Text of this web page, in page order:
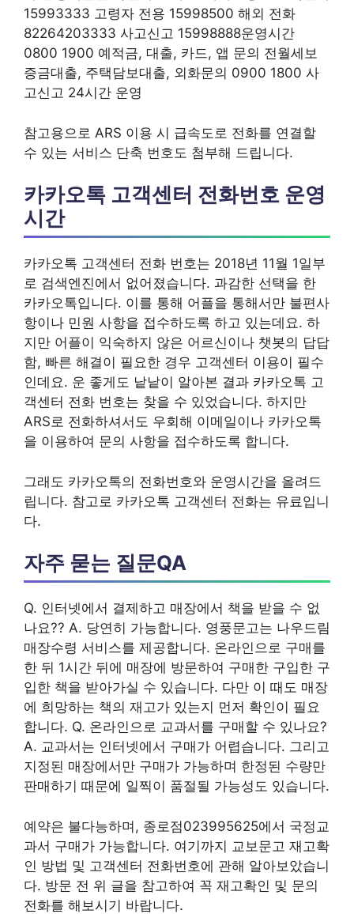
15993333 고령자 전용 15998500 해외 전화
82264203333 사고신고 15998888운영시간
0800 1900 예적금, 대출, 카드, 앱 문의 전월세보
증금대출, 주택담보대출, 외화문의 0900 1800 사
고신고 24시간 운영
참고용으로 ARS 이용 시 급속도로 전화를 연결할
수 있는 서비스 단축 번호도 첨부해 드립니다.
카카오톡 고객센터 전화번호 운영
시간
카카오톡 고객센터 전화 번호는 2018년 11월 1일부
로 검색엔진에서 없어졌습니다. 과감한 선택을 한
카카오톡입니다. 이를 통해 어플을 통해서만 불편사
항이나 민원 사항을 접수하도록 하고 있는데요. 하
지만 어플이 익숙하지 않은 어르신이나 챗봇의 답답
함, 빠른 해결이 필요한 경우 고객센터 이용이 필수
인데요. 운 좋게도 낱낱이 알아본 결과 카카오톡 고
객센터 전화 번호는 찾을 수 있었습니다. 하지만
ARS로 전화하셔서도 우회해 이메일이나 카카오톡
을 이용하여 문의 사항을 접수하도록 합니다.
그래도 카카오톡의 전화번호와 운영시간을 올려드
립니다. 참고로 카카오톡 고객센터 전화는 유료입니
다.
자주 묻는 질문QA
Q. 인터넷에서 결제하고 매장에서 책을 받을 수 없
나요?? A. 당연히 가능합니다. 영풍문고는 나우드림
매장수령 서비스를 제공합니다. 온라인으로 구매를
한 뒤 1시간 뒤에 매장에 방문하여 구매한 구입한 구
입한 책을 받아가실 수 있습니다. 다만 이 때도 매장
에 희망하는 책의 재고가 있는지 먼저 확인이 필요
합니다. Q. 온라인으로 교과서를 구매할 수 있나요?
A. 교과서는 인터넷에서 구매가 어렵습니다. 그리고
지정된 매장에서만 구매가 가능하며 한정된 수량만
판매하기 때문에 일찍이 품절될 가능성도 있습니다.
예약은 불다능하며, 종로점023995625에서 국정교
과서 구매가 가능합니다. 여기까지 교보문고 재고확
인 방법 및 고객센터 전화번호에 관해 알아보았습니
다. 방문 전 위 글을 참고하여 꼭 재고확인 및 문의
전화를 해보시기 바랍니다.